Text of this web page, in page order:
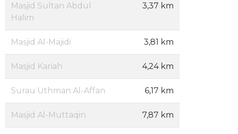
Masjid Sultan Abdul
Halim
3,37 km
Masjid Al-Majidi 3,81 km
Masjid Kariah 4,24 km
Surau Uthman Al-Affan 6,17 km
Masjid Al-Muttaqin 7,87 km